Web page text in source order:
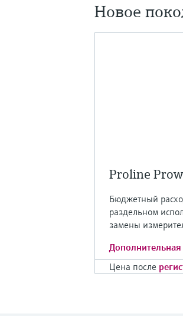
Новое
Proline
Бюджетный
раздельном
замены
Цена после